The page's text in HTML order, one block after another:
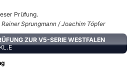
Prüfung.
Rainer Sprungmann / Joachim Töpfer
ZUR V5-SERIE WESTFALEN